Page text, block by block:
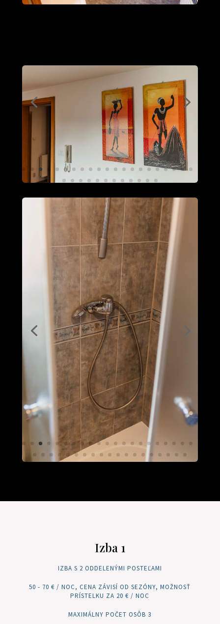
Izba 1
IZBA S 2 ODDELENÝMI POSTEĽAMI
50 - 70 € / NOC, CENA ZÁVISÍ OD SEZÓNY, MOŽNOSŤ
PRÍSTELKU ZA 20 € / NOC
MAXIMÁLNY POČET OSÔB 3